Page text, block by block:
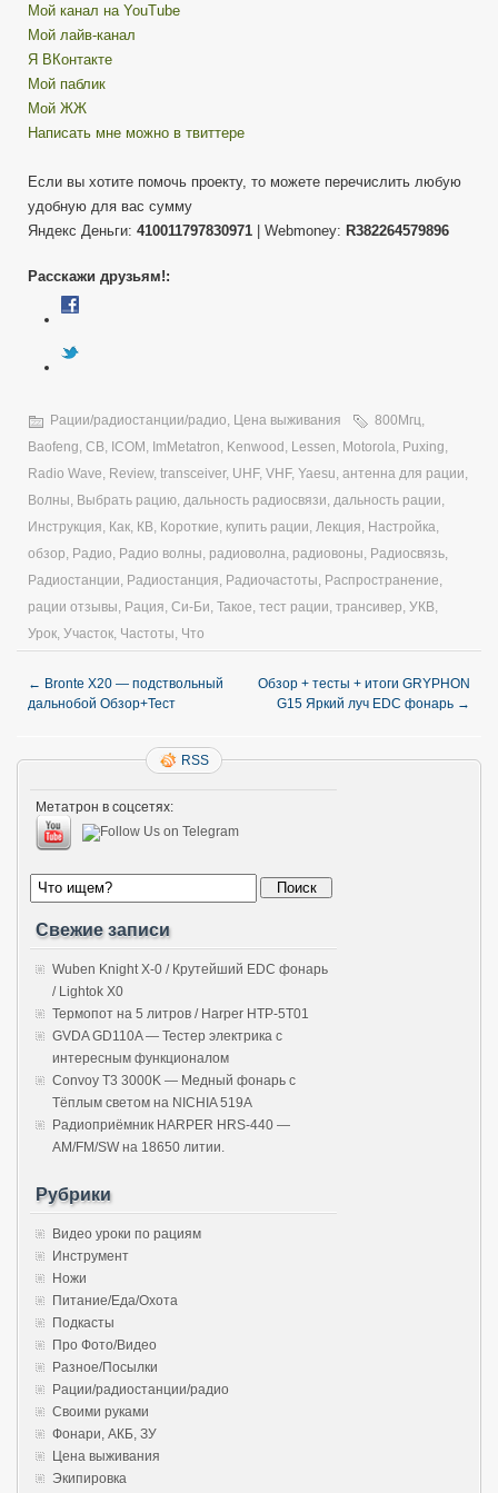
Мой канал на YouTube
Мой лайв-канал
Я ВКонтакте
Мой паблик
Мой ЖЖ
Написать мне можно в твиттере
Если вы хотите помочь проекту, то можете перечислить любую
удобную для вас сумму
Яндекс Деньги: 410011797830971 | Webmoney: R382264579896
Расскажи друзьям!:
Рации/радиостанции/радио Цена выживания 800Мгц
Baofeng CB ICOM ImMetatron Kenwood Lessen Motorola Puxing
Radio Wave Review, transceiver, UHF, VHF, Yaesu антенна для рации
Волны Выбрать рацию дальность радиосвязи дальность рации
Инструкция Как КВ Короткие купить рации Лекция Настройка
обзор Радио Радио волны радиоволна радиовоны Радиосвязь
Радиостанции Радиостанция Радиочастоты Распространение
рации отзывы Рация Си-Би Такое тест рации трансивер УКВ
Урок Участок Частоты Что
← Bronte X20 — подствольный
дальнобой Обзор+Тест
Обзор + тесты + итоги GRYPHON
G15 Яркий луч EDC фонарь →
RSS
Метатрон в соцсетях:
Свежие записи
Wuben Knight X-0 / Крутейший EDC фонарь
/ Lightok X0
Термопот на 5 литров / Harper HTP-5T01
GVDA GD110A — Тестер электрика с
интересным функционалом
Convoy T3 3000K — Медный фонарь с
Тёплым светом на NICHIA 519A
Радиоприёмник HARPER HRS-440 —
AM/FM/SW на 18650 литии.
Рубрики
Видео уроки по рациям
Инструмент
Ножи
Питание/Еда/Охота
Подкасты
Про Фото/Видео
Разное/Посылки
Рации/радиостанции/радио
Своими руками
Фонари, АКБ, ЗУ
Цена выживания
Экипировка